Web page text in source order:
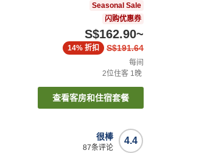
Seasonal Sale
闪购优惠券
S$162.90~
S$191.64
14% 折扣
每间
2位住客 1晚
查看客房和住宿套餐
4.4
很棒
87条评论